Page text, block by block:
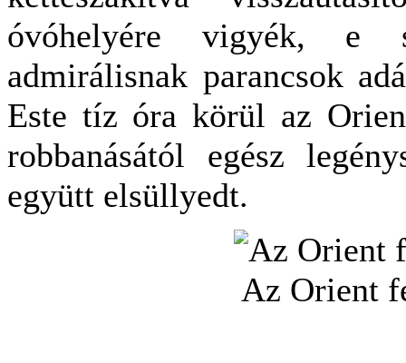
óvóhelyére vigyék, e
admirálisnak parancsok
Este tíz óra körül az
robbanásától egész
együtt elsüllyedt.
Az Orient